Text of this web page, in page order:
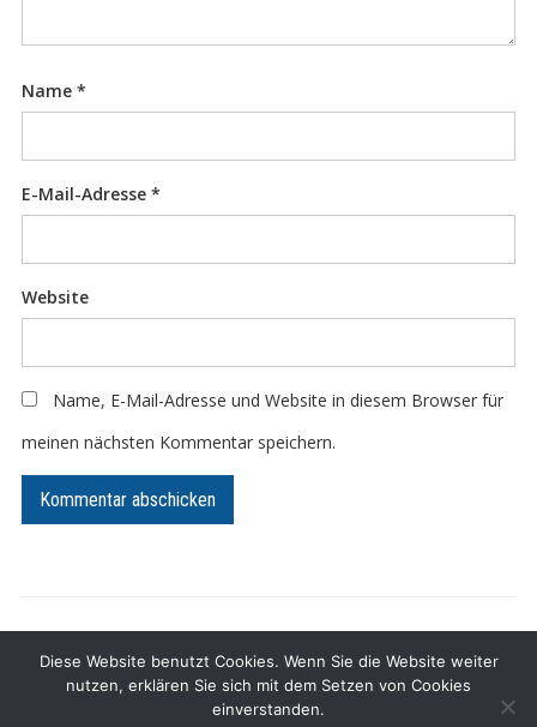
Name *
E-Mail-Adresse *
Website
Name, E-Mail-Adresse und Website in diesem Browser für
meinen nächsten Kommentar speichern.
Präsentiert von WordPress/ Academica WordPress-Theme von
WPZOOM
Diese Website benutzt Cookies. Wenn Sie die Website weiter
nutzen, erklären Sie sich mit dem Setzen von Cookies
einverstanden.